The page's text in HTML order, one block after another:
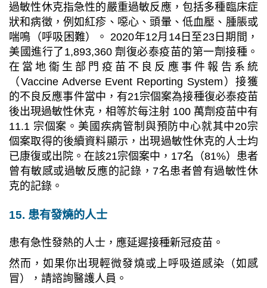
過敏性休克指急性的嚴重過敏反應，包括多種臨床症
狀和病徵，例如紅疹、噁心、頭暈、低血壓、腫脹或
喘鳴（呼吸困難）。 2020年12月14日至23日期間，
美國進行了1,893,360 劑復必泰疫苗的第一劑接種。
在當地衞生部門疫苗不良反應事件報告系統
（Vaccine Adverse Event Reporting System）接獲
的不良反應事件當中，有21宗個案為接種復必泰疫苗
後出現過敏性休克，相等於每注射 100 萬劑疫苗中有
11.1 宗個案。美國疾病管制與預防中心就其中20宗
個案取得的後續資料顯示，出現過敏性休克的人士均
已康復或出院。在該21宗個案中，17名（81%）患者
曾有敏感或過敏反應的記錄，7名患者曾有過敏性休
克的記錄。
15. 患有發燒的人士
患有急性發熱的人士，應延遲接種新冠疫苗。
然而，如果你出現輕微發燒或上呼吸道感染（如感
冒），請諮詢醫護人員。